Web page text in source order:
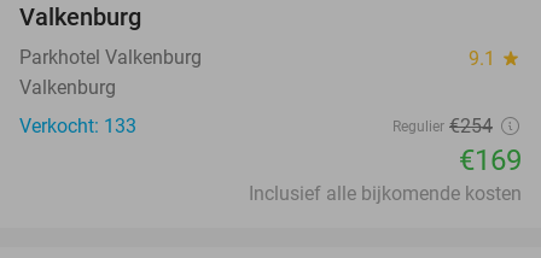
Valkenburg
Parkhotel Valkenburg 9.1 star
Valkenburg
Verkocht: 133
Regulier €254
€169
Inclusief alle bijkomende kosten